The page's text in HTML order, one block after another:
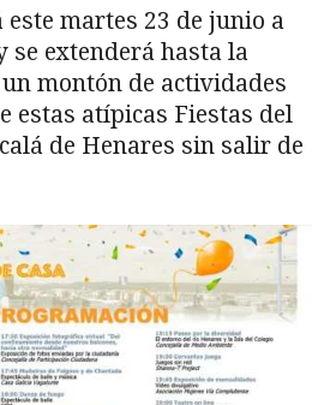
este martes 23 de junio a
se extenderá hasta la
montón de actividades
estas atípicas Fiestas del
de Henares sin salir de